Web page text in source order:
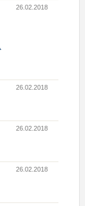
26.02.2018
26.02.2018
26.02.2018
26.02.2018